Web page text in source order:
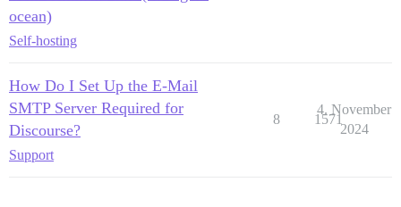
ocean)
Self-hosting
How Do I Set Up the E-Mail
SMTP Server Required for
Discourse?
Support
8 1571
4. November
2024